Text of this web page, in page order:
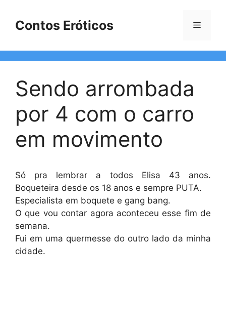
Contos Eróticos Menu
Sendo arrombada
por 4 com o carro
em movimento
Só pra lembrar a todos Elisa 43 anos.
Boqueteira desde os 18 anos e sempre PUTA.
Especialista em boquete e gang bang.
O que vou contar agora aconteceu esse fim de
semana.
Fui em uma quermesse do outro lado da minha
cidade.